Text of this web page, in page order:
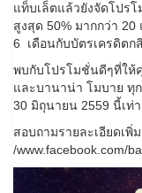
แท็บเล็ตแล้วยังจัดโปร
สูงสุด 50% มากกว่า
6 เดือนกับบัตรเครดิตก
พบกับโปรโมชั่นดีๆที่ให้
และบานาน่า โมบาย ทุ
30 มิถุนายน 2559 นี้เท่
สอบถามรายละเอียดเพิ่
/www.facebook.com/